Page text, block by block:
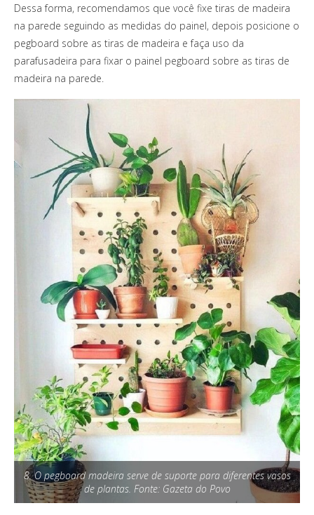
Dessa forma, recomendamos que você fixe tiras de madeira
na parede seguindo as medidas do painel, depois posicione o
pegboard sobre as tiras de madeira e faça uso da
parafusadeira para fixar o painel pegboard sobre as tiras de
madeira na parede.
8. O pegboard madeira serve de suporte para diferentes vasos
de plantas. Fonte: Gazeta do Povo